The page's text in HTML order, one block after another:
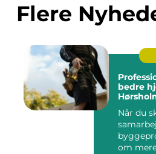
Flere
bedre
Når du
om